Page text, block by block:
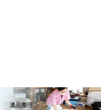
遺品整理